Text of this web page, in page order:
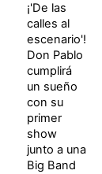
¡'De las
calles al
escenario'!
Don Pablo
cumplirá
un sueño
con su
primer
show
junto a una
Big Band